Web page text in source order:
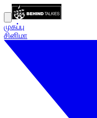
முகப்பு
சினிமா